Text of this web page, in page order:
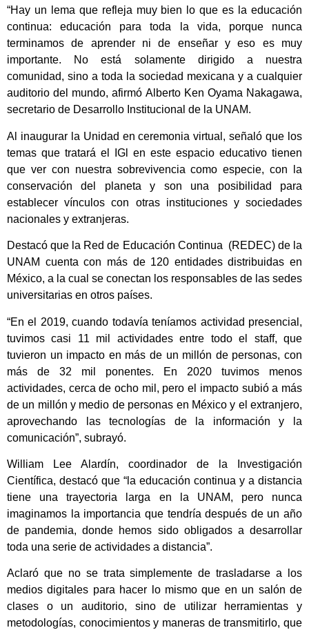
“Hay un lema que refleja muy bien lo que es la educación
continua: educación para toda la vida, porque nunca
terminamos de aprender ni de enseñar y eso es muy
importante. No está solamente dirigido a nuestra
comunidad, sino a toda la sociedad mexicana y a cualquier
auditorio del mundo, afirmó Alberto Ken Oyama Nakagawa,
secretario de Desarrollo Institucional de la UNAM.
Al inaugurar la Unidad en ceremonia virtual, señaló que los
temas que tratará el IGl en este espacio educativo tienen
que ver con nuestra sobrevivencia como especie, con la
conservación del planeta y son una posibilidad para
establecer vínculos con otras instituciones y sociedades
nacionales y extranjeras.
Destacó que la Red de Educación Continua (REDEC) de la
UNAM cuenta con más de 120 entidades distribuidas en
México, a la cual se conectan los responsables de las sedes
universitarias en otros países.
“En el 2019, cuando todavía teníamos actividad presencial,
tuvimos casi 11 mil actividades entre todo el staff, que
tuvieron un impacto en más de un millón de personas, con
más de 32 mil ponentes. En 2020 tuvimos menos
actividades, cerca de ocho mil, pero el impacto subió a más
de un millón y medio de personas en México y el extranjero,
aprovechando las tecnologías de la información y la
comunicación”, subrayó.
William Lee Alardín, coordinador de la Investigación
Científica, destacó que “la educación continua y a distancia
tiene una trayectoria larga en la UNAM, pero nunca
imaginamos la importancia que tendría después de un año
de pandemia, donde hemos sido obligados a desarrollar
toda una serie de actividades a distancia”.
Aclaró que no se trata simplemente de trasladarse a los
medios digitales para hacer lo mismo que en un salón de
clases o un auditorio, sino de utilizar herramientas y
metodologías, conocimientos y maneras de transmitirlo, que